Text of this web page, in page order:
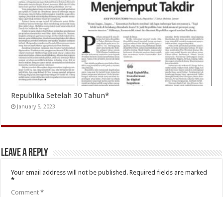
Republika Setelah 30 Tahun*
January 5, 2023
Leave a Reply
Your email address will not be published. Required fields are marked
*
Comment*